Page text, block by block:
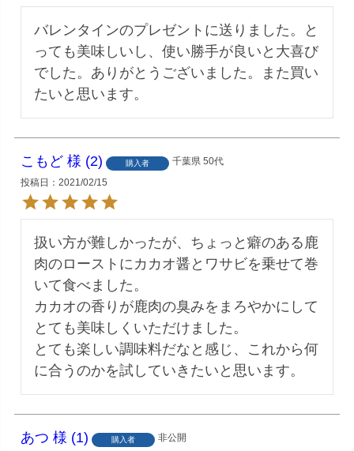
バレンタインのプレゼントに送りました。と
っても美味しいし、使い勝手が良いと大喜び
でした。ありがとうございました。また買い
たいと思います。
こもど 2 購入者 千葉県 50代
投稿日
2021/02/15
扱い方が難しかったが、ちょっと癖のある鹿
肉のローストにカカオ醤とワサビを乗せて巻
いて食べました。
カカオの香りが鹿肉の臭みをまろやかにして
とても美味しくいただけました。
とても楽しい調味料だなと感じ、これから何
に合うのかを試していきたいと思います。
あつ 1 購入者
非公開